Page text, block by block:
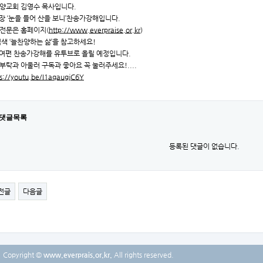
교회 김영수 목사입니다.
‘눈을 들어 산을 보니’찬송가강해입니다.
문은 홈페이지(http://www.everpraise.or.kr)
‘늘찬양하는 삶’을 참고하세요!
편 찬송가강해를 유투브로 올릴 예정입니다.
탁과 아울러 구독과 좋아요 꼭 눌러주세요!....
youtu.be/I1aqaugjC6Y
글목록
등록된 댓글이 없습니다.
글 다음글
Copyright © www.everprais.or.kr. All rights reserved.